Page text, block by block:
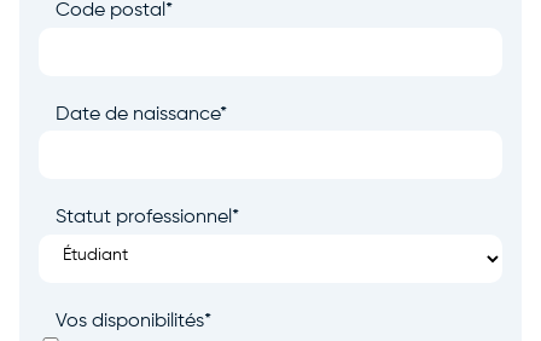
Code postal *
Date de naissance*
Statut professionnel *
Vos disponibilités*